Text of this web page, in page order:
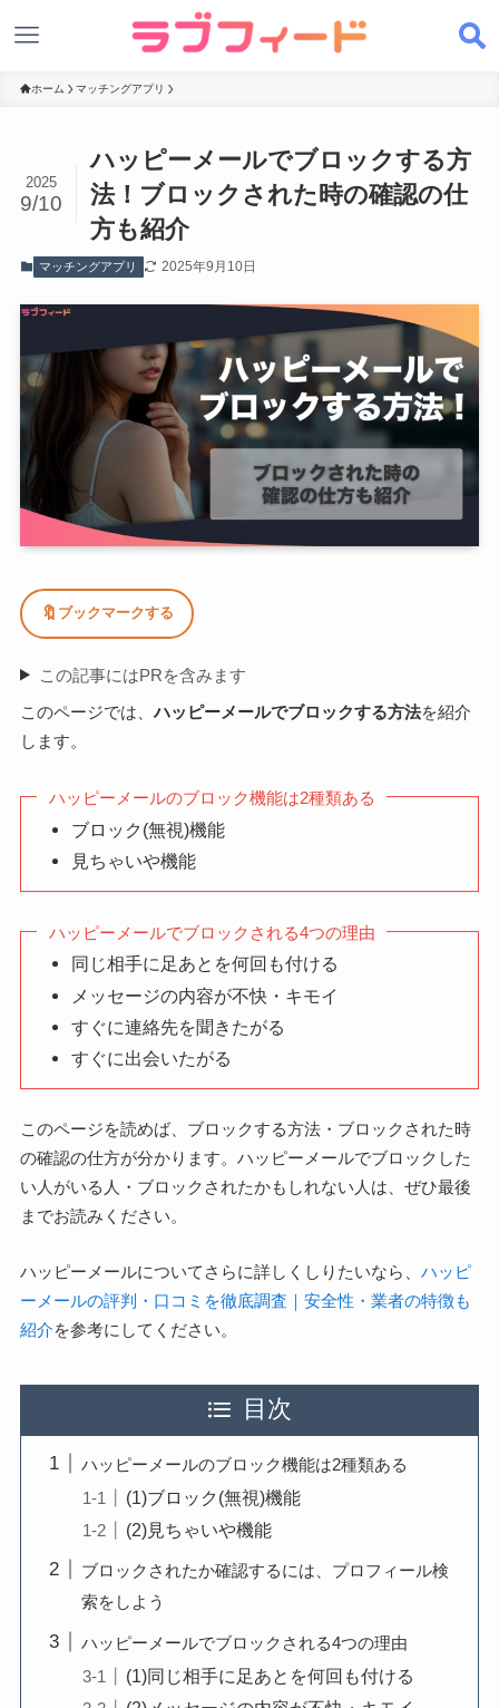
ホーム マッチングアプリ
ハッピーメールでブロックする方
法！ブロックされた時の確認の仕
方も紹介
2025
9/10
マッチングアプリ 2025年9月10日
🔖 ブックマークする
この記事にはPRを含みます
このページでは、ハッピーメールでブロックする方法を紹介
します。
ハッピーメールのブロック機能は2種類ある
ブロック(無視)機能
見ちゃいや機能
ハッピーメールでブロックされる4つの理由
同じ相手に足あとを何回も付ける
メッセージの内容が不快・キモイ
すぐに連絡先を聞きたがる
すぐに出会いたがる
このページを読めば、ブロックする方法・ブロックされた時
の確認の仕方が分かります。ハッピーメールでブロックした
い人がいる人・ブロックされたかもしれない人は、ぜひ最後
までお読みください。
ハッピーメールについてさらに詳しくしりたいなら、 ハッピ
ーメールの評判・口コミを徹底調査｜安全性・業者の特徴も
紹介を参考にしてください。
目次
ハッピーメールのブロック機能は2種類ある
(1)ブロック(無視)機能
(2)見ちゃいや機能
ブロックされたか確認するには、プロフィール検
索をしよう
ハッピーメールでブロックされる4つの理由
(1)同じ相手に足あとを何回も付ける